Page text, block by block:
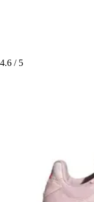
4.6 / 5